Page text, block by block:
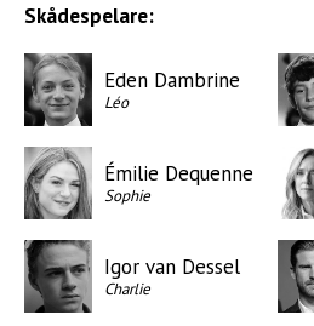
Skådespelare:
Eden Dambrine
Léo
Émilie Dequenne
Sophie
Igor van Dessel
Charlie